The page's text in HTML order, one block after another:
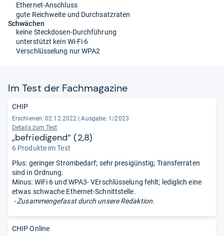
Ethernet-Anschluss
gute Reichweite und Durchsatzraten
Schwächen
keine Steckdosen-Durchführung
unterstützt kein Wi-Fi 6
Verschlüsselung nur WPA2
Im Test der Fach­ma­ga­zine
CHIP
Erschienen: 02.12.2022 | Ausgabe: 1/2023
Details zum Test
„befriedigend“ (2,8)
6 Produkte im Test
Plus: geringer Strombedarf; sehr presigünstig; Transferraten
sind in Ordnung.
Minus: WiFi 6 und WPA3- VErschlüsselung fehlt; lediglich eine
etwas schwache Ethernet-Schnittstelle.
- Zusammengefasst durch unsere Redaktion.
CHIP Online